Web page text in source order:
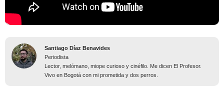
Santiago Díaz Benavides
Periodista
Lector, melómano, miope curioso y cinéfilo. Me dicen El Profesor.
Vivo en Bogotá con mi prometida y dos perros.